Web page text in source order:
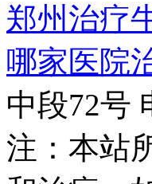
郑州治疗
哪家医院
中段72号
注：本站